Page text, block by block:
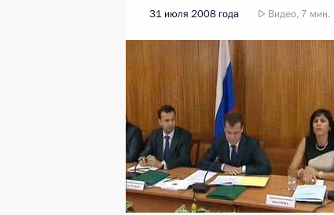
31 июля 2008 года Видео, 7 мин.